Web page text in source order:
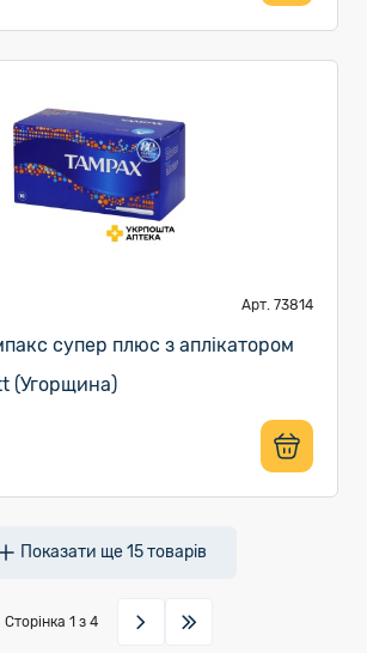
Арт. 73814
супер плюс з аплікатором
(Угорщина)
Показати ще15товарів
Сторінка 1 з 4